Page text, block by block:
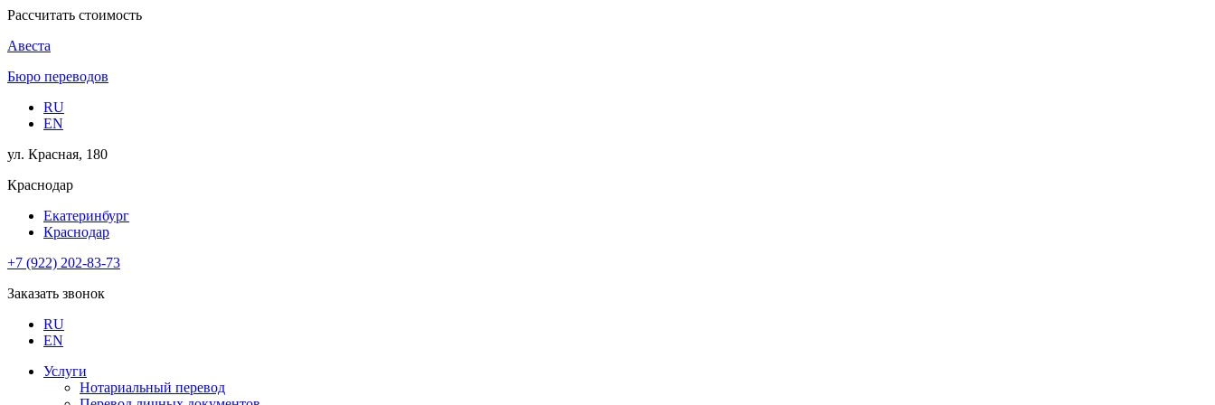
Рассчитать стоимость
Авеста
Бюро переводов
RU
EN
ул. Красная, 180
Краснодар
Екатеринбург
Краснодар
+7 (922) 202-83-73
Заказать звонок
RU
EN
Услуги
Нотариальный перевод